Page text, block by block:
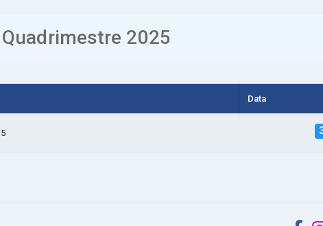
Quadrimestre 2025
Data